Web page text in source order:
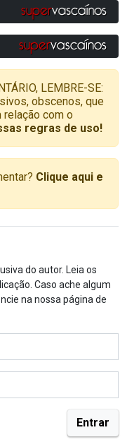
LEMBRE-SE:
obscenos, que
relação com o
regras de uso!
Clique aqui e
do autor. Leia os
Caso ache algum
na nossa página de